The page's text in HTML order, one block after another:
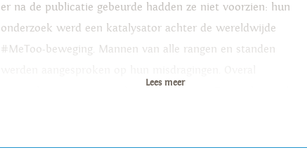
er na de publicatie gebeurde hadden ze niet voorzien: hun
onderzoek werd een katalysator achter de wereldwijde
#MeToo-beweging. Mannen van alle rangen en standen
Lees meer